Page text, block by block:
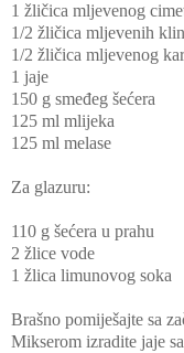
1 žličica mljevenog
1/2 žličica mljevenih
1/2 žličica mljevenog
1 jaje
150 g smeđeg šećera
125 ml mlijeka
125 ml melase
Za glazuru:
110 g šećera u prahu
2 žlice vode
1 žlica limunovog soka
Brašno pomiješajte sa
Mikserom izradite jaje